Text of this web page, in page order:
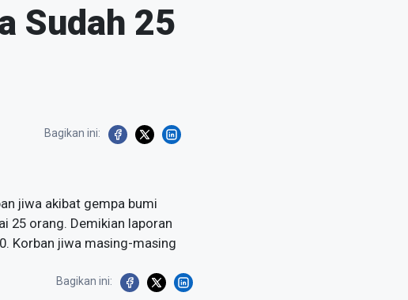
Sudah 25
Bagikan ini:
jiwa akibat gempa bumi
25 orang. Demikian laporan
Korban jiwa masing-masing
Bagikan ini: